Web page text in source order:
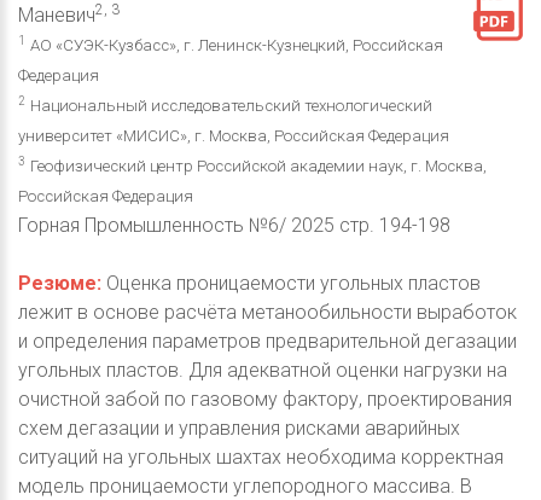
Маневич2, 3
1 АО «СУЭК-Кузбасс», г. Ленинск-Кузнецкий, Российская
Федерация
2 Национальный исследовательский технологический
университет «МИСИС», г. Москва, Российская Федерация
3 Геофизический центр Российской академии наук, г. Москва,
Российская Федерация
Горная Промышленность №6/ 2025 стр. 194-198
Резюме: Оценка проницаемости угольных пластов
лежит в основе расчёта метанообильности выработок
и определения параметров предварительной дегазации
угольных пластов. Для адекватной оценки нагрузки на
очистной забой по газовому фактору, проектирования
схем дегазации и управления рисками аварийных
ситуаций на угольных шахтах необходима корректная
модель проницаемости углепородного массива. В